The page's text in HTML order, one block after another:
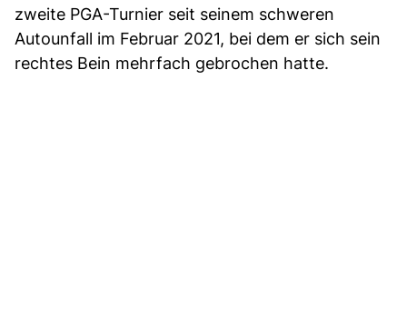
zweite PGA-Turnier seit seinem schweren
Autounfall im Februar 2021, bei dem er sich sein
rechtes Bein mehrfach gebrochen hatte.